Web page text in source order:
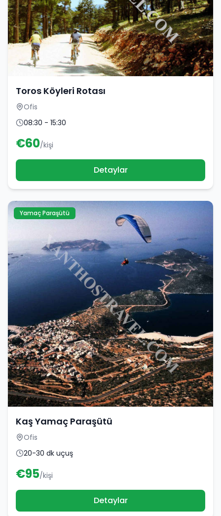
Toros Köyleri Rotası
Ofis
08:30 - 15:30
€60/kişi
Detaylar
Yamaç Paraşütü
Kaş Yamaç Paraşütü
Ofis
20-30 dk uçuş
€95/kişi
Detaylar